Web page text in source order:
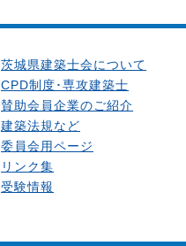
茨城県建築士会について
CPD制度･専攻建築士
賛助会員企業のご紹介
建築法規など
委員会用ページ
リンク集
受験情報